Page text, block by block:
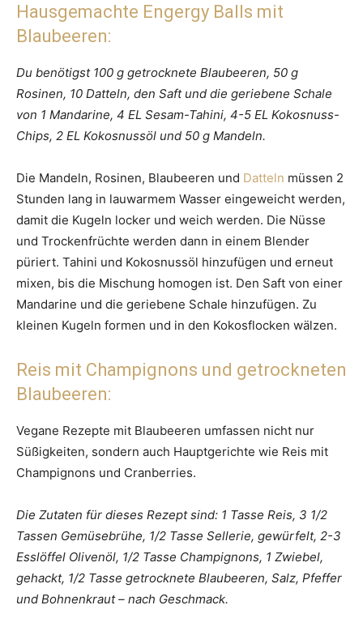
Hausgemachte Engergy Balls mit
Blaubeeren:
Du benötigst 100 g getrocknete Blaubeeren, 50 g
Rosinen, 10 Datteln, den Saft und die geriebene Schale
von 1 Mandarine, 4 EL Sesam-Tahini, 4-5 EL Kokosnuss-
Chips, 2 EL Kokosnussöl und 50 g Mandeln.
Die Mandeln, Rosinen, Blaubeeren und Datteln müssen 2
Stunden lang in lauwarmem Wasser eingeweicht werden,
damit die Kugeln locker und weich werden. Die Nüsse
und Trockenfrüchte werden dann in einem Blender
püriert. Tahini und Kokosnussöl hinzufügen und erneut
mixen, bis die Mischung homogen ist. Den Saft von einer
Mandarine und die geriebene Schale hinzufügen. Zu
kleinen Kugeln formen und in den Kokosflocken wälzen.
Reis mit Champignons und getrockneten
Blaubeeren:
Vegane Rezepte mit Blaubeeren umfassen nicht nur
Süßigkeiten, sondern auch Hauptgerichte wie Reis mit
Champignons und Cranberries.
Die Zutaten für dieses Rezept sind: 1 Tasse Reis, 3 1/2
Tassen Gemüsebrühe, 1/2 Tasse Sellerie, gewürfelt, 2-3
Esslöffel Olivenöl, 1/2 Tasse Champignons, 1 Zwiebel,
gehackt, 1/2 Tasse getrocknete Blaubeeren, Salz, Pfeffer
und Bohnenkraut – nach Geschmack.